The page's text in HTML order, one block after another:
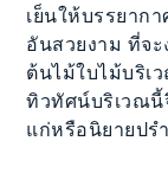
เย็นให้บรรยาก
อันสวยงาม ที่จะ
ต้นไม้ใบไม้บริเ
ทิวทัศน์บริเวณนี้
แก่หรือนิยายปร